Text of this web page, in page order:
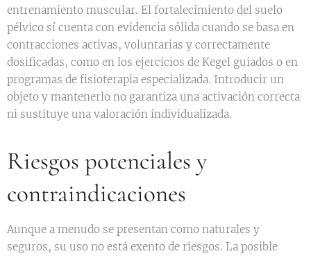
entrenamiento muscular. El fortalecimiento del suelo
pélvico sí cuenta con evidencia sólida cuando se basa en
contracciones activas, voluntarias y correctamente
dosificadas, como en los ejercicios de Kegel guiados o en
programas de fisioterapia especializada. Introducir un
objeto y mantenerlo no garantiza una activación correcta
ni sustituye una valoración individualizada.
Riesgos potenciales y
contraindicaciones
Aunque a menudo se presentan como naturales y
seguros, su uso no está exento de riesgos. La posible